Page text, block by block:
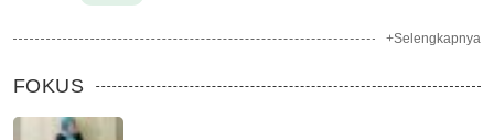
+Selengkapnya
FOKUS